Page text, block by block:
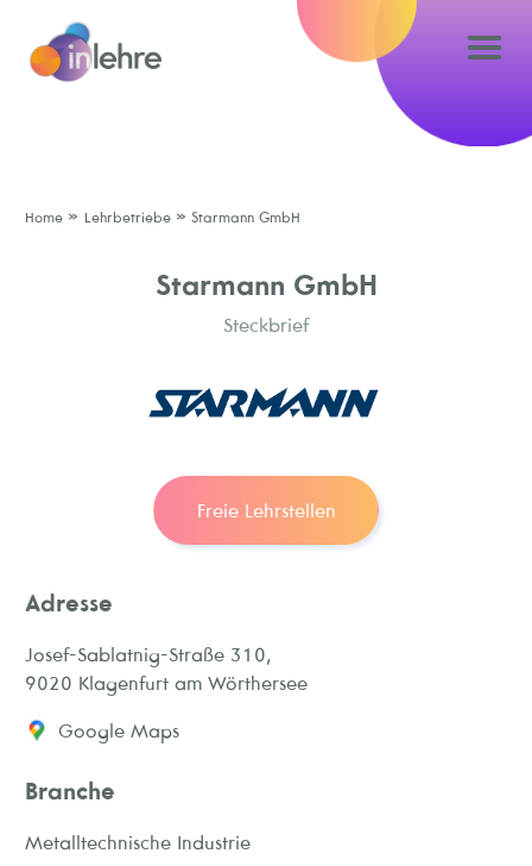
Home » Lehrbetriebe » Starmann GmbH
Starmann GmbH
Steckbrief
Freie Lehrstellen
Adresse
Josef-Sablatnig-Straße 310,
9020 Klagenfurt am Wörthersee
Google Maps
Branche
Metalltechnische Industrie